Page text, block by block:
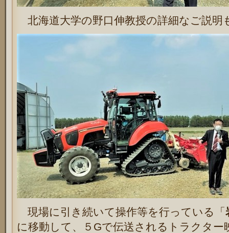
北海道大学の野口伸教授の詳細なご説明
現場に引き続いて操作等を行っている「
に移動して、５Gで伝送されるトラクタ